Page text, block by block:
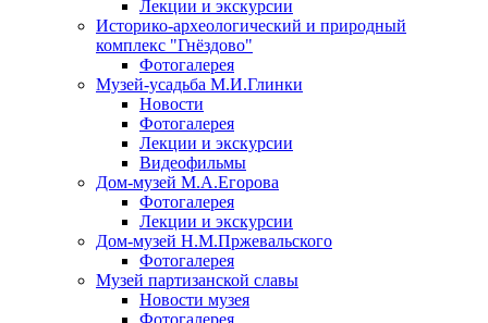
Лекции и экскурсии
Историко-археологический и природный
комплекс "Гнёздово"
Фотогалерея
Музей-усадьба М.И.Глинки
Новости
Фотогалерея
Лекции и экскурсии
Видеофильмы
Дом-музей М.А.Егорова
Фотогалерея
Лекции и экскурсии
Дом-музей Н.М.Пржевальского
Фотогалерея
Музей партизанской славы
Новости музея
Фотогалерея